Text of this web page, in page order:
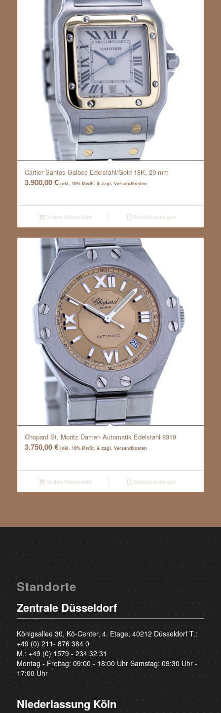
Cartier Santos Galbee Edelstahl/Gold 18K, 29 mm
3.900,00€ inkl. 19% MwSt. & zzgl. Versandkosten
In den Warenkorb Details anzeigen
Chopard St. Moritz Damen Automatik Edelstahl 8319
3.750,00€ inkl. 19% MwSt. & zzgl. Versandkosten
In den Warenkorb Details anzeigen
Standorte
Zentrale Düsseldorf
Königsallee 30, Kö-Center, 4. Etage, 40212 Düsseldorf T.:
+49 (0) 211- 876 384 0
M.: +49 (0) 1579 - 234 32 31
Montag - Freitag: 09:00 - 18:00 Uhr Samstag: 09:30 Uhr -
17:00 Uhr
Niederlassung Köln